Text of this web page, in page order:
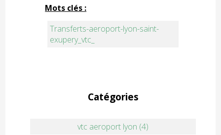
Mots clés :
Transferts-aeroport-lyon-saint-
exupery_vtc_
Catégories
vtc aeroport lyon (4)